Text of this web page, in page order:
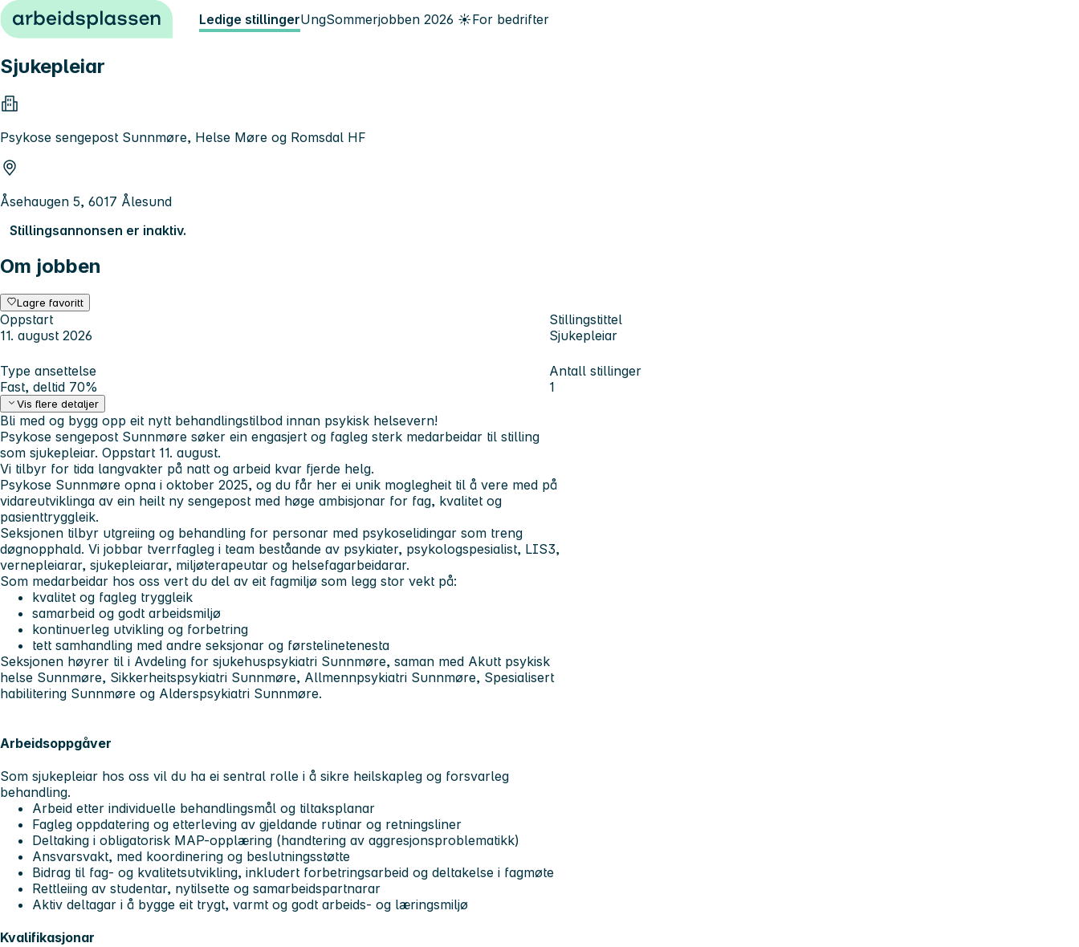
Hopp til innhold Ledige stillingerUngSommerjobben 2026 ☀️For bedrifter
Sjukepleiar
Psykose sengepost Sunnmøre, Helse Møre og Romsdal HF
Åsehaugen 5, 6017 Ålesund
Stillingsannonsen er inaktiv.
Om jobben
Lagre favoritt
Oppstart
11. august 2026
Stillingstittel
Sjukepleiar
Type ansettelse
Fast, deltid 70%
Antall stillinger
1
Vis flere detaljer
Bli med og bygg opp eit nytt behandlingstilbod innan psykisk helsevern!
Psykose sengepost Sunnmøre søker ein engasjert og fagleg sterk medarbeidar til stilling
som sjukepleiar. Oppstart 11. august.
Vi tilbyr for tida langvakter på natt og arbeid kvar fjerde helg.
Psykose Sunnmøre opna i oktober 2025, og du får her ei unik moglegheit til å vere med på
vidareutviklinga av ein heilt ny sengepost med høge ambisjonar for fag, kvalitet og
pasienttryggleik.
Seksjonen tilbyr utgreiing og behandling for personar med psykoselidingar som treng
døgnopphald. Vi jobbar tverrfagleg i team beståande av psykiater, psykologspesialist, LIS3,
vernepleiarar, sjukepleiarar, miljøterapeutar og helsefagarbeidarar.
Som medarbeidar hos oss vert du del av eit fagmiljø som legg stor vekt på:
kvalitet og fagleg tryggleik
samarbeid og godt arbeidsmiljø
kontinuerleg utvikling og forbetring
tett samhandling med andre seksjonar og førstelinetenesta
Seksjonen høyrer til i Avdeling for sjukehuspsykiatri Sunnmøre, saman med Akutt psykisk
helse Sunnmøre, Sikkerheitspsykiatri Sunnmøre, Allmennpsykiatri Sunnmøre, Spesialisert
habilitering Sunnmøre og Alderspsykiatri Sunnmøre.
Arbeidsoppgåver
Som sjukepleiar hos oss vil du ha ei sentral rolle i å sikre heilskapleg og forsvarleg
behandling.
Arbeid etter individuelle behandlingsmål og tiltaksplanar
Fagleg oppdatering og etterleving av gjeldande rutinar og retningsliner
Deltaking i obligatorisk MAP-opplæring (handtering av aggresjonsproblematikk)
Ansvarsvakt, med koordinering og beslutningsstøtte
Bidrag til fag- og kvalitetsutvikling, inkludert forbetringsarbeid og deltakelse i fagmøte
Rettleiing av studentar, nytilsette og samarbeidspartnarar
Aktiv deltagar i å bygge eit trygt, varmt og godt arbeids- og læringsmiljø
Kvalifikasjonar